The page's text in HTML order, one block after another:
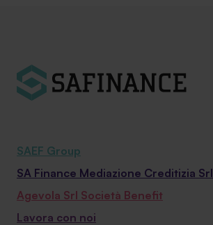
SAEF Group
SA Finance Mediazione Creditizia Srl
Agevola Srl Società Benefit
Lavora con noi